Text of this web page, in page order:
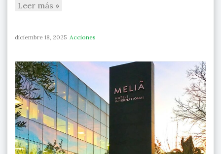
Leer más »
diciembre 18, 2025 Acciones